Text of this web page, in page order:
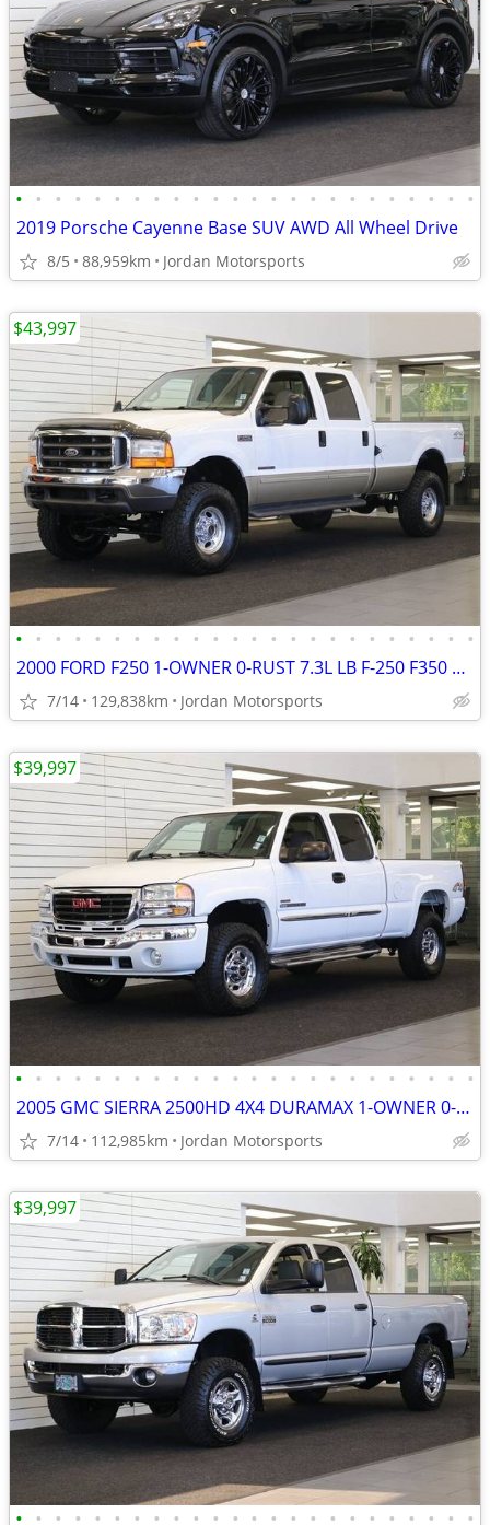
• • • • • • • • • • • • • • • • • • • • • • • •
2019 Porsche Cayenne Base SUV AWD All Wheel Drive
8/5 88,959km Jordan Motorsports
• • • • • • • • • • • • • • • • • • • • • • • •
2000 FORD F250 1-OWNER 0-RUST 7.3L LB F-250 F350 1999 2001 2002 2003
7/14 129,838km Jordan Motorsports
$43,997
• • • • • • • • • • • • • • • • • • • • • • • •
2005 GMC SIERRA 2500HD 4X4 DURAMAX 1-OWNER 0-RUST silverado 2006 2004
7/14 112,985km Jordan Motorsports
$39,997
• • • • • • • • • • • • • • • • • • • • • • • •
$39,997